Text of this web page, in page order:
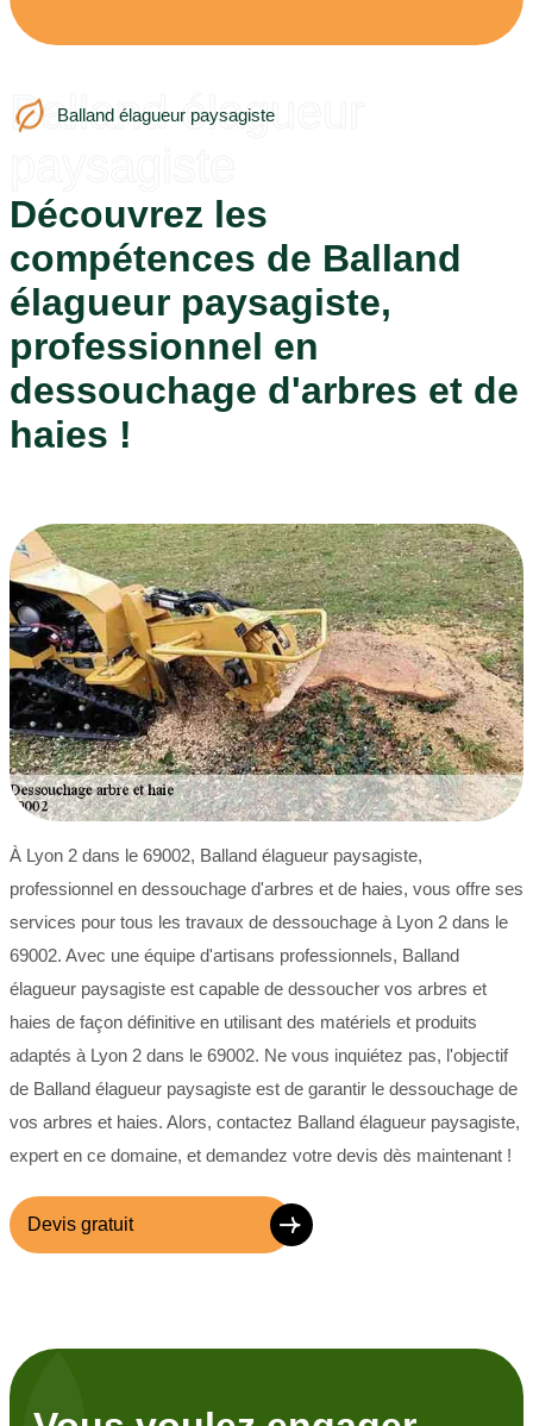
Balland élagueur paysagiste
Balland élagueur
Découvrez les
compétences de Balland
élagueur paysagiste,
professionnel en
dessouchage d'arbres et de
haies !
À Lyon 2 dans le 69002, Balland élagueur paysagiste,
professionnel en dessouchage d'arbres et de haies, vous offre ses
services pour tous les travaux de dessouchage à Lyon 2 dans le
69002. Avec une équipe d'artisans professionnels, Balland
élagueur paysagiste est capable de dessoucher vos arbres et
haies de façon définitive en utilisant des matériels et produits
adaptés à Lyon 2 dans le 69002. Ne vous inquiétez pas, l'objectif
de Balland élagueur paysagiste est de garantir le dessouchage de
vos arbres et haies. Alors, contactez Balland élagueur paysagiste,
expert en ce domaine, et demandez votre devis dès maintenant !
Devis gratuit